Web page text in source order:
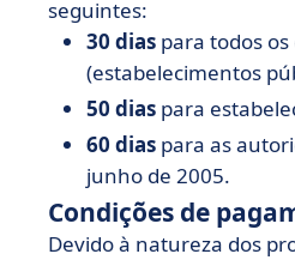
seguintes:
30 dias para todos
(estabelecimentos
50 dias para
60 dias para as
junho de 2005.
Condições de
Devido à natureza dos